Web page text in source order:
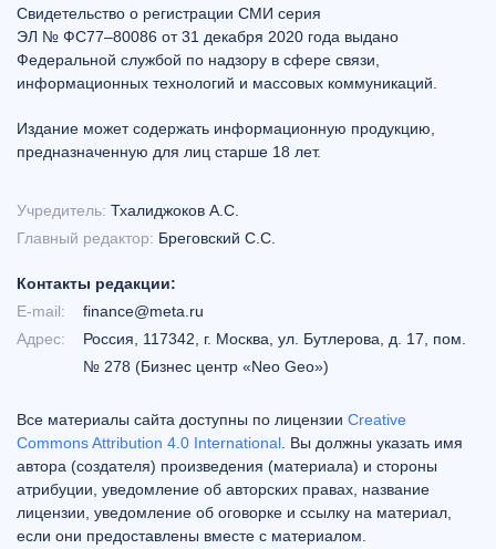
Свидетельство о регистрации СМИ серия
ЭЛ № ФС77–80086 от 31 декабря 2020 года выдано
Федеральной службой по надзору в сфере связи,
информационных технологий и массовых коммуникаций.
Издание может содержать информационную продукцию,
предназначенную для лиц старше 18 лет.
Учредитель: Тхалиджоков А.С.
Главный редактор: Бреговский С.С.
Контакты редакции:
E-mail:
finance@meta.ru
Адрес:
Россия, 117342, г. Москва, ул. Бутлерова, д. 17, пом.
№ 278 (Бизнес центр «Neo Geo»)
Все материалы сайта доступны по лицензии Creative
Commons Attribution 4.0 International . Вы должны указать имя
автора (создателя) произведения (материала) и стороны
атрибуции, уведомление об авторских правах, название
лицензии, уведомление об оговорке и ссылку на материал,
если они предоставлены вместе с материалом.